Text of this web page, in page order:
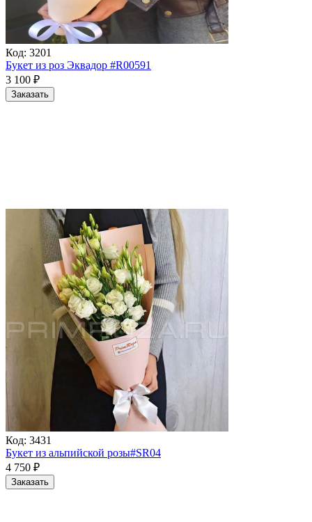
Код: 3201
Букет из роз Эквадор #R00591
3 100 ₽
Заказать
Код: 3431
Букет из альпийской розы#SR04
4 750 ₽
Заказать